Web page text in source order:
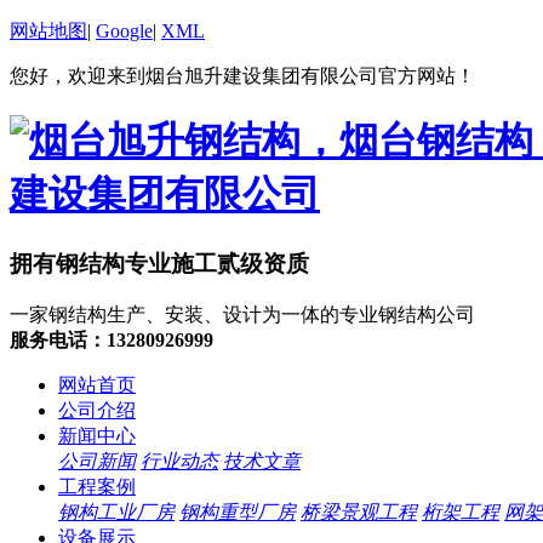
网站地图| Google| XML
您好，欢迎来到烟台旭升建设集团有限公司官方网站！
拥有钢结构专业施工贰级资质
一家钢结构生产、安装、设计为一体的专业钢结构公司
服务电话：13280926999
网站首页
公司介绍
新闻中心
公司新闻 行业动态 技术文章
工程案例
钢构工业厂房 钢构重型厂房 桥梁景观工程 桁架工程 网
设备展示